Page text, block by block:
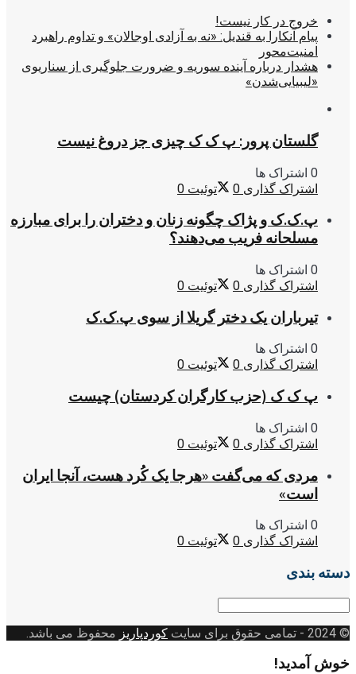
خروج در کار نیست!
پیام آنکارا به قندیل: «نه به آزادی اوجالان» و تداوم راهبرد
امنیت‌محور
هشدار درباره آینده سوریه و ضرورت جلوگیری از سناریوی
«لیبیایی‌شدن»
گلستان پرور: پ ک ک چیزی جز دروغ نیست
0 اشتراک ها
اشتراک گذاری 0 توئیت 0
پ.ک.ک و پژاک چگونه زنان و دختران را برای مبارزه
مسلحانه فریب می‌دهند؟
0 اشتراک ها
اشتراک گذاری 0 توئیت 0
تیرباران یک دختر گریلا از سوی پ.ک.ک
0 اشتراک ها
اشتراک گذاری 0 توئیت 0
پ ک ک (حزب کارگران کردستان) چیست
0 اشتراک ها
اشتراک گذاری 0 توئیت 0
مردی که می‌گفت «هرجا یک کُرد هست، آنجا ایران
است»
0 اشتراک ها
اشتراک گذاری 0 توئیت 0
دسته بندی
دسته
© 2024
- تمامی حقوق برای سایت کوردپاریز محفوظ می باشد.
خوش آمدید!